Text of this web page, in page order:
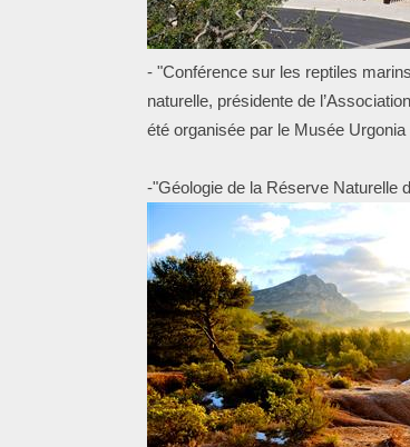
- "Conférence sur les reptiles
naturelle, présidente de
été organisée par le Musée
-"Géologie de la Réserve Naturelle